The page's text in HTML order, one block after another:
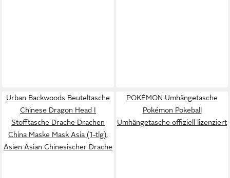
Urban Backwoods Beuteltasche
Chinese Dragon Head I
Stofftasche Drache Drachen
China Maske Mask Asia (1-tlg),
Asien Asian Chinesischer Drache
POKÉMON Umhängetasche
Pokémon Pokeball
Umhängetasche offiziell lizenziert